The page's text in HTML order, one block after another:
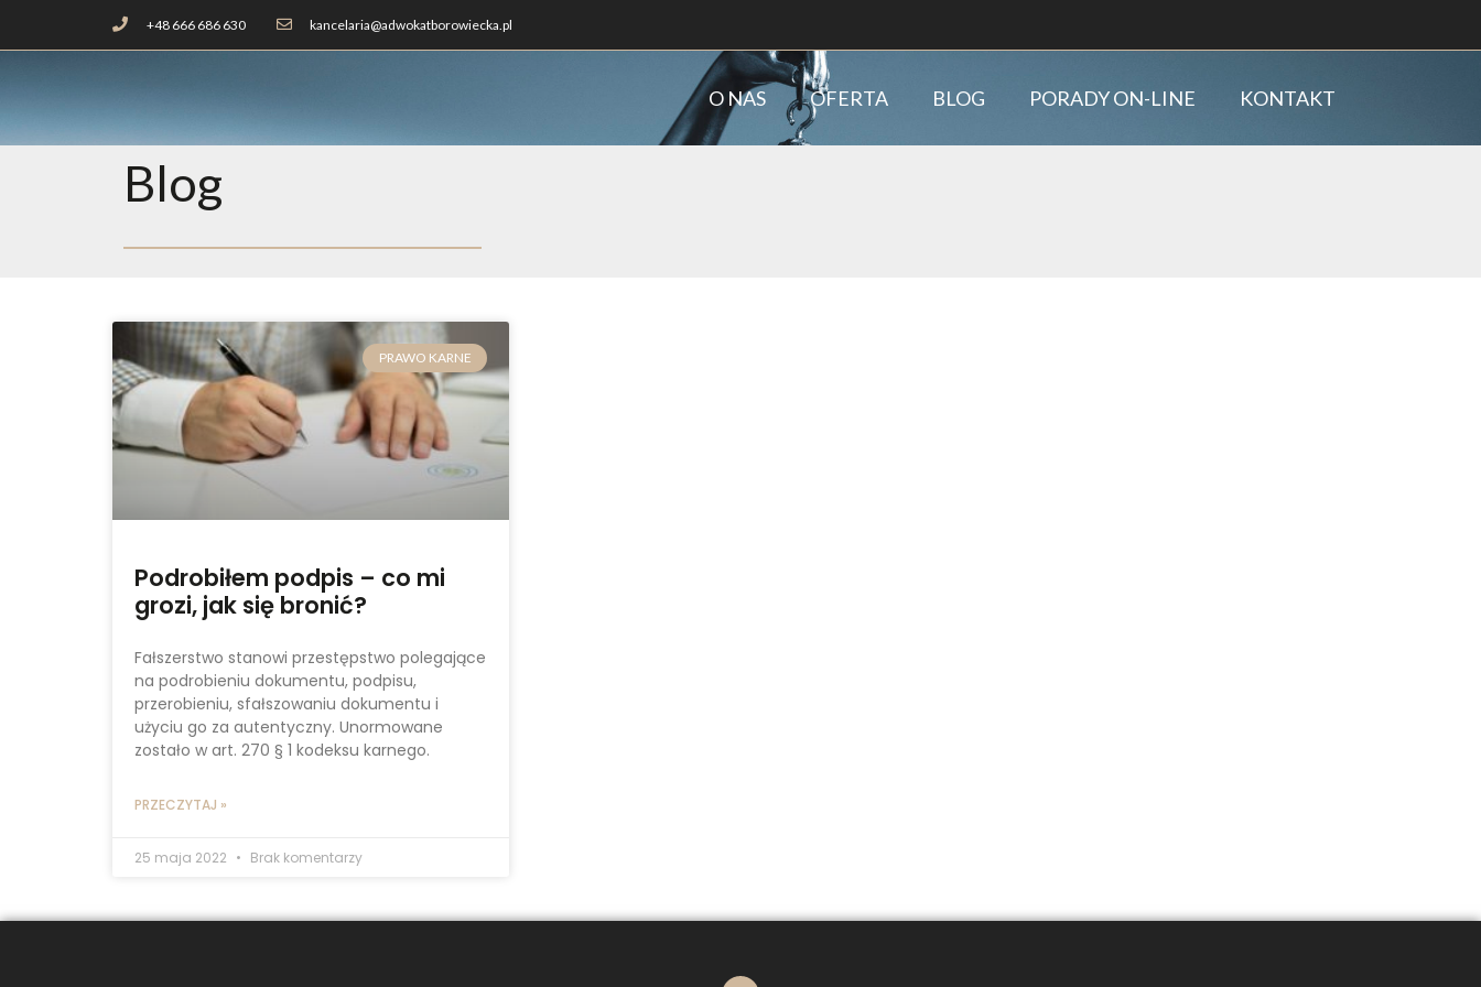
+48 666 686 630 kancelaria@adwokatborowiecka.pl
O NAS OFERTA BLOG PORADY ON-LINE KONTAKT
Blog
PRAWO KARNE
Podrobiłem podpis – co mi
grozi, jak się bronić?
Fałszerstwo stanowi przestępstwo polegające
na podrobieniu dokumentu, podpisu,
przerobieniu, sfałszowaniu dokumentu i
użyciu go za autentyczny. Unormowane
zostało w art. 270 § 1 kodeksu karnego.
PRZECZYTAJ »
25 maja 2022 Brak komentarzy